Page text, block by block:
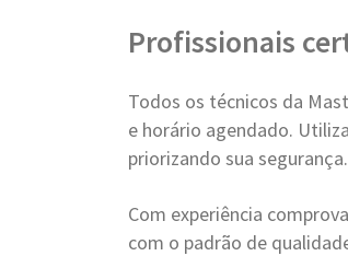
Profissionais
Todos os técnicos da
e horário agendado.
priorizando sua segurança.
Com experiência
com o padrão de